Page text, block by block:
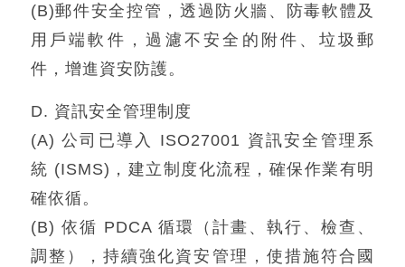
(B)郵件安全控管，透過防火牆、防毒軟體及
用戶端軟件，過濾不安全的附件、垃圾郵
件，增進資安防護。
D. 資訊安全管理制度
(A) 公司已導入 ISO27001 資訊安全管理系
統 (ISMS)，建立制度化流程，確保作業有明
確依循。
(B) 依循 PDCA 循環（計畫、執行、檢查、
調整），持續強化資安管理，使措施符合國